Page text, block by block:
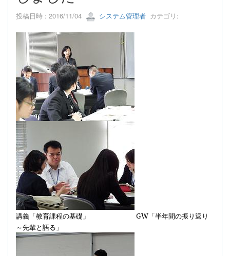
投稿日時 : 2016/11/04 システム管理者 カテゴリ:
講義「教育課程の基礎」 GW 「半年間の振り返り
～先輩と語る」